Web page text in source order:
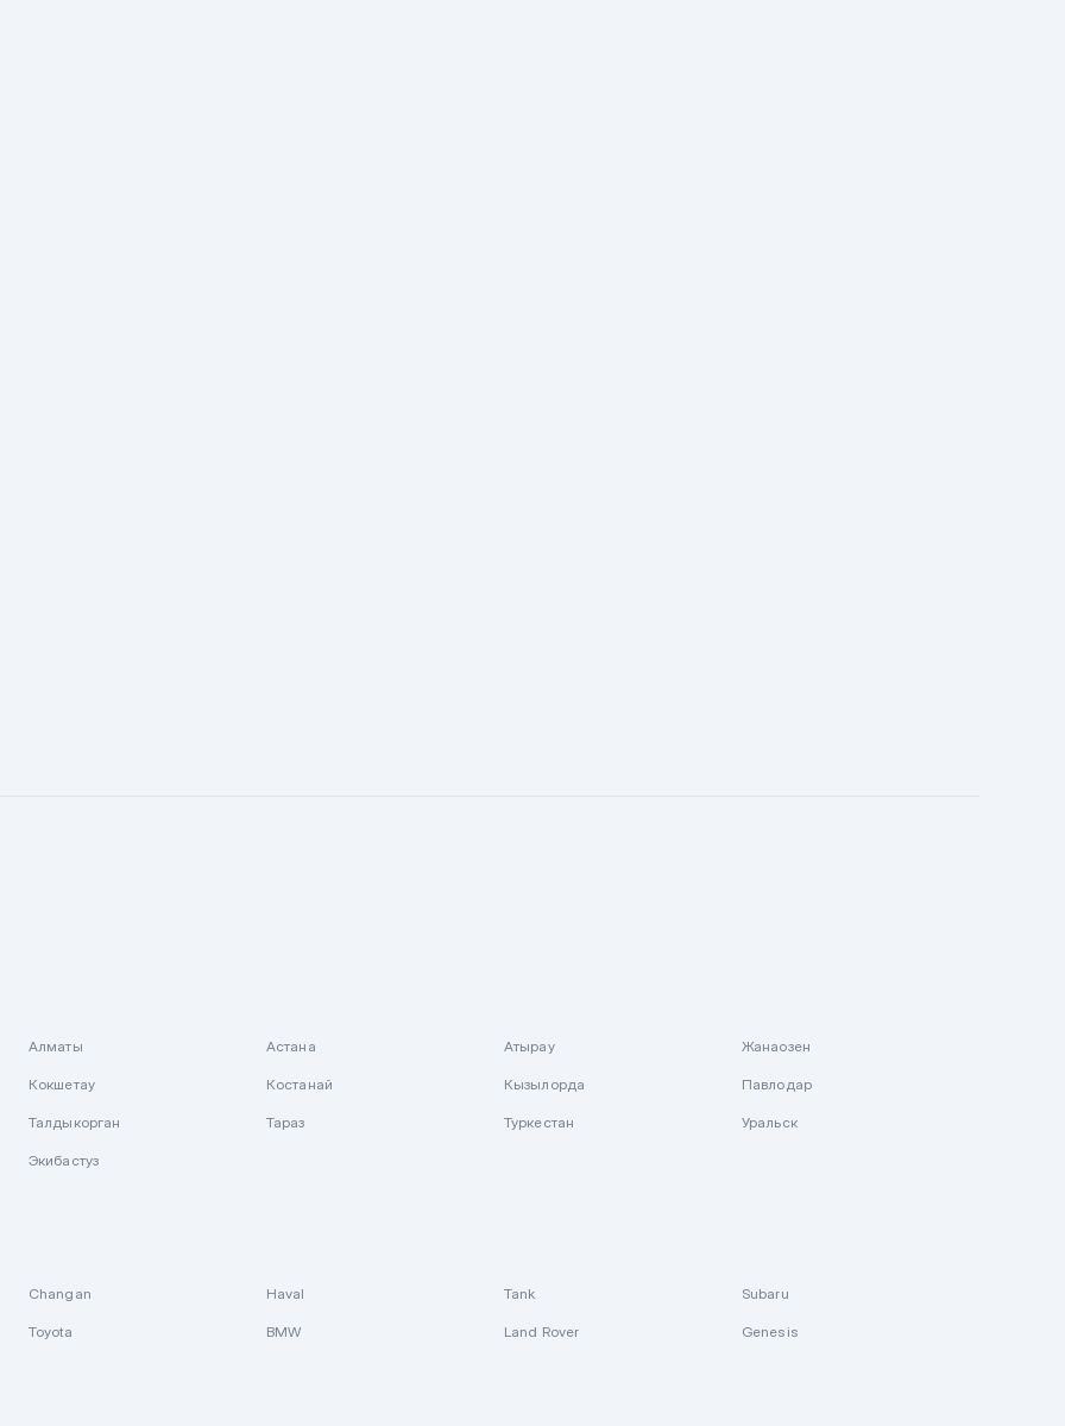
Алматы Астана Атырау Жанаозен
Кокшетау Костанай Кызылорда Павлодар
Талдыкорган Тараз Туркестан Уральск
Экибастуз
Changan Haval Tank Subaru
Toyota BMW Land Rover Genesis